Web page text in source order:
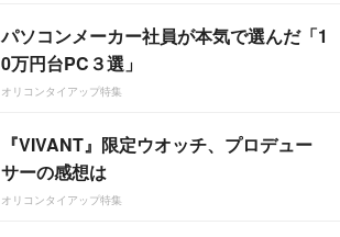
パソコンメーカー社員が本気で選んだ「1
0万円台PC３選」
オリコンタイアップ特集
『VIVANT』限定ウオッチ、プロデュー
サーの感想は
オリコンタイアップ特集